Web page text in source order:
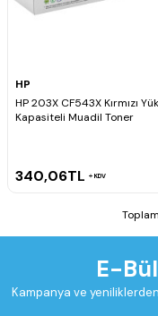
HP
HP 203X CF543X Kırmızı
Kapasiteli Muadil Toner
340,06TL KDV
E-
Kampanya ve